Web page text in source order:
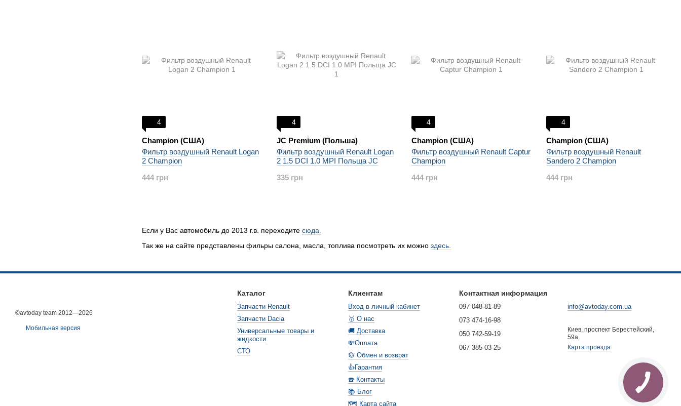
Если у Вас автомобиль до 2013 г.в. переходите сюда.
Так же на сайте представлены фильры салона, масла, топлива посмотреть их можно здесь.
4
Champion (США)
Фильтр воздушный Renault Logan
2 Champion
444 грн
4
JC Premium (Польша)
Фильтр воздушный Renault Logan
2 1.5 DCI 1.0 MPI Польща JC
335 грн
4
Champion (США)
Фильтр воздушный Renault Captur
Champion
444 грн
4
Champion (США)
Фильтр воздушный Renault
Sandero 2 Champion
444 грн
©avtoday team 2012—2026
Мобильная версия
Каталог
Запчасти Renault
Запчасти Dacia
Универсальные товары и
жидкости
СТО
Клиентам
Вход в личный кабинет
🥇 О нас
🚚 Доставка
💸Оплата
💱 Обмен и возврат
👍Гарантия
☎️ Контакты
📚 Блог
🗺️ Карта сайта
Контактная информация
097 048-81-89
073 474-16-98
050 742-59-19
067 385-03-25
info@avtoday.com.ua
Киев, проспект Берестейский,
59а
Карта проезда